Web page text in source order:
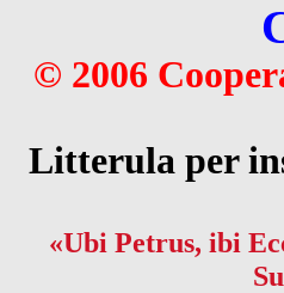
© 2006
Litterula per
«Ubi Petrus, ibi